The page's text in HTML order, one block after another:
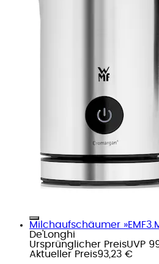
Milchaufschäumer
De'Longhi
Ursprünglicher PreisUVP
Aktueller Preis93,23 €